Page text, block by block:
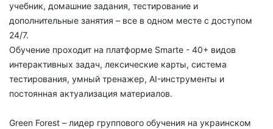
учебник, домашние задания, тестирование и
дополнительные занятия – все в одном месте с доступом
24/7.
Обучение проходит на платформе Smarte - 40+ видов
интерактивных задач, лексические карты, система
тестирования, умный тренажер, AI-инструменты и
постоянная актуализация материалов.
Green Forest – лидер группового обучения на украинском